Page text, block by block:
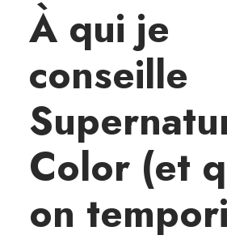
À qui je
conseille
Color (et
on